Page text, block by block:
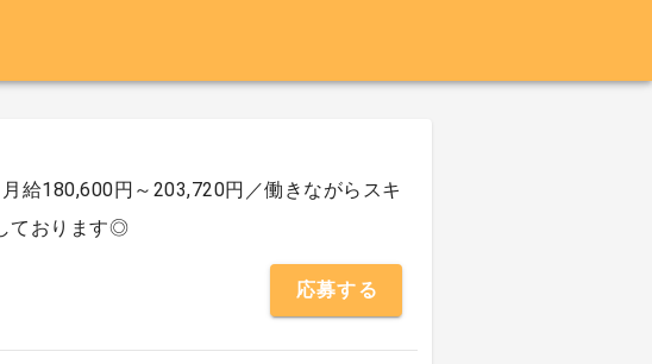
給180,600円～203,720円／働きながらスキ
ております◎
応募する